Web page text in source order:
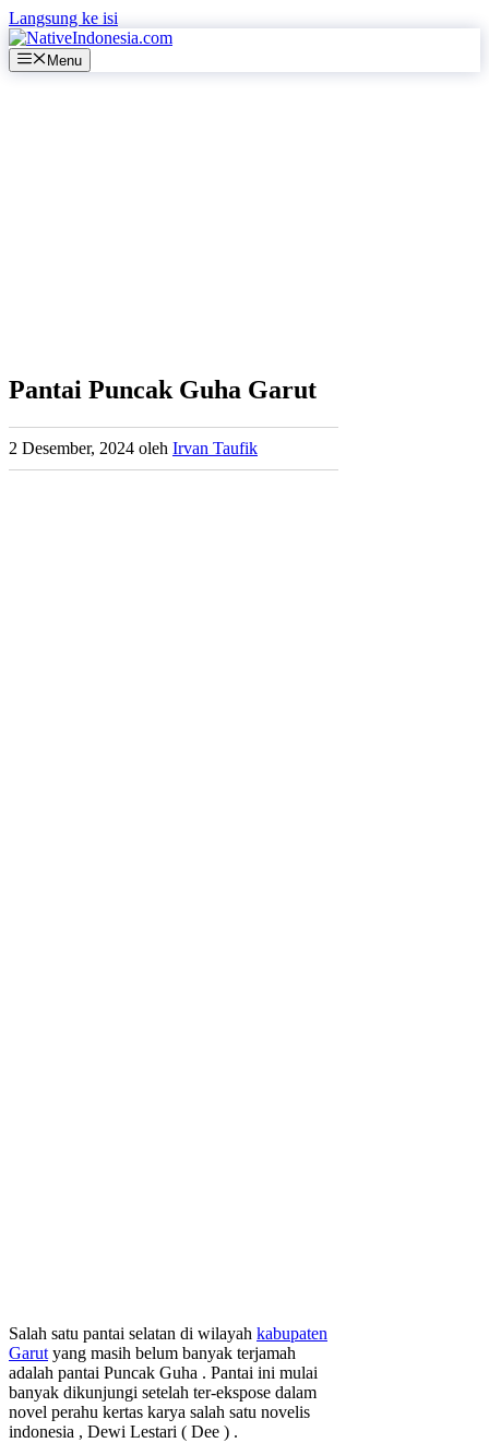
Langsung ke isi
Menu
Pantai Puncak Guha Garut
2 Desember, 2024 oleh Irvan Taufik
Salah satu pantai selatan di wilayah kabupaten
Garut yang masih belum banyak terjamah
adalah pantai Puncak Guha . Pantai ini mulai
banyak dikunjungi setelah ter-ekspose dalam
novel perahu kertas karya salah satu novelis
indonesia , Dewi Lestari ( Dee ) .